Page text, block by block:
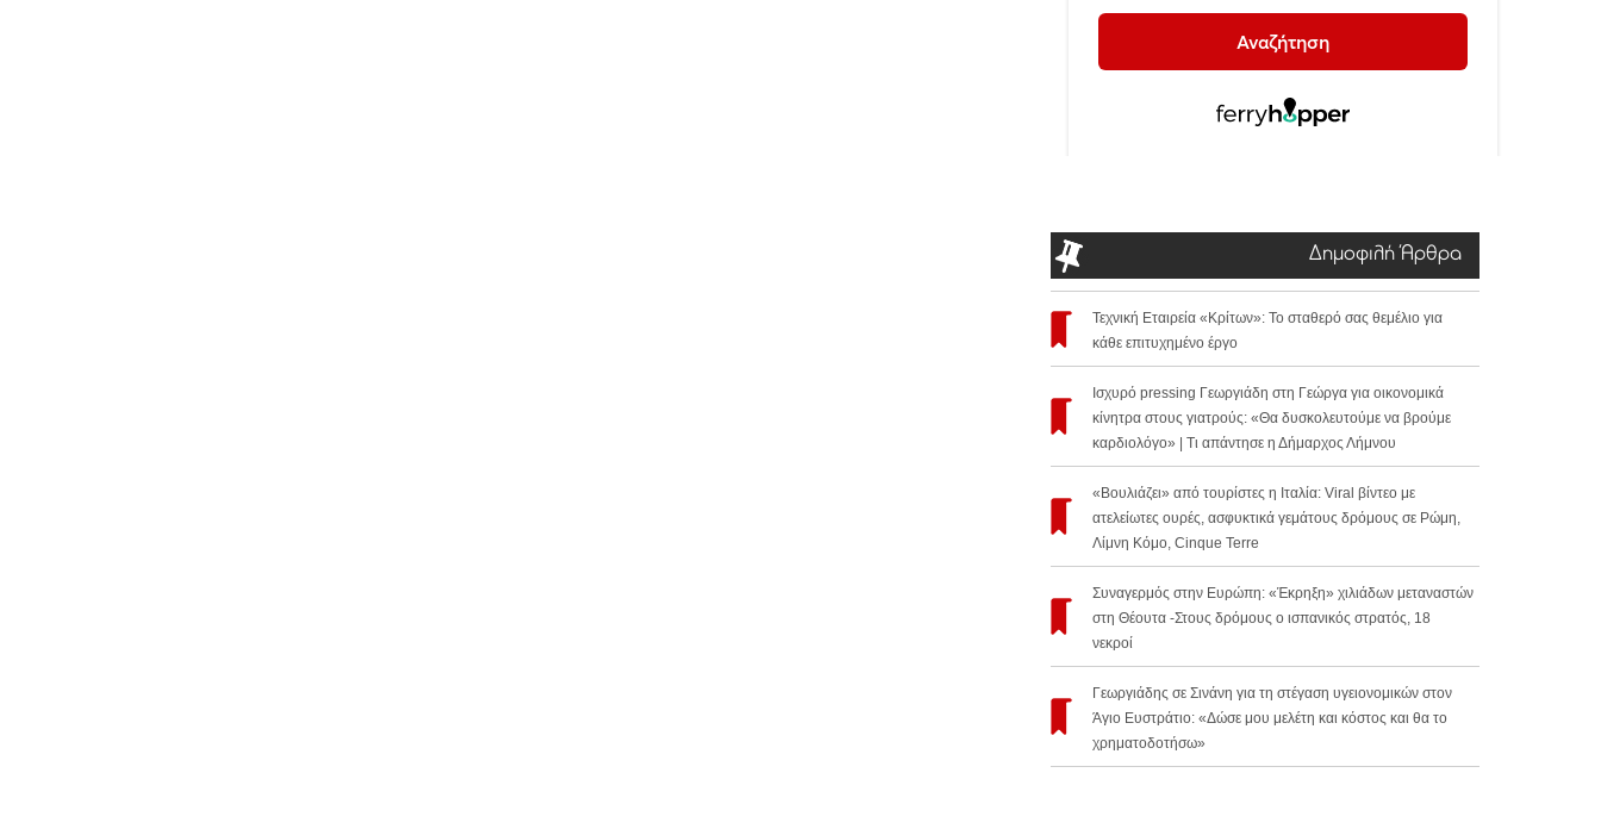
Δημοφιλή Άρθρα
Τεχνική Εταιρεία «Κρίτων»: Το σταθερό σας θεμέλιο για
κάθε επιτυχημένο έργο
Ισχυρό pressing Γεωργιάδη στη Γεώργα για οικονομικά
κίνητρα στους γιατρούς: «Θα δυσκολευτούμε να βρούμε
καρδιολόγο» | Τι απάντησε η Δήμαρχος Λήμνου
«Βουλιάζει» από τουρίστες η Ιταλία: Viral βίντεο με
ατελείωτες ουρές, ασφυκτικά γεμάτους δρόμους σε Ρώμη,
Λίμνη Κόμο, Cinque Terre
Συναγερμός στην Ευρώπη: «Έκρηξη» χιλιάδων μεταναστών
στη Θέουτα -Στους δρόμους ο ισπανικός στρατός, 18
νεκροί
Γεωργιάδης σε Σινάνη για τη στέγαση υγειονομικών στον
Άγιο Ευστράτιο: «Δώσε μου μελέτη και κόστος και θα το
χρηματοδοτήσω»